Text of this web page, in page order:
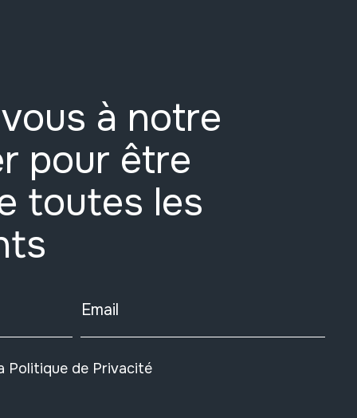
à notre
pour être
toutes les
Email
Politique de Privacité